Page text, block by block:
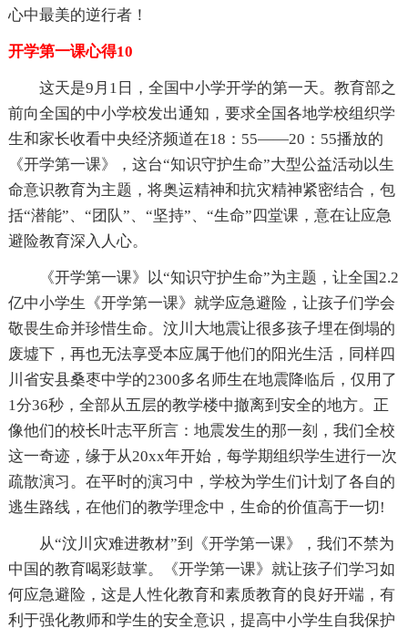
心中最美的逆行者！
开学第一课心得10
这天是9月1日，全国中小学开学的第一天。教育部之
前向全国的中小学校发出通知，要求全国各地学校组织学
生和家长收看中央经济频道在18：55——20：55播放的
《开学第一课》，这台“知识守护生命”大型公益活动以生
命意识教育为主题，将奥运精神和抗灾精神紧密结合，包
括“潜能”、“团队”、“坚持”、“生命”四堂课，意在让应急
避险教育深入人心。
《开学第一课》以“知识守护生命”为主题，让全国2.2
亿中小学生《开学第一课》就学应急避险，让孩子们学会
敬畏生命并珍惜生命。汶川大地震让很多孩子埋在倒塌的
废墟下，再也无法享受本应属于他们的阳光生活，同样四
川省安县桑枣中学的2300多名师生在地震降临后，仅用了
1分36秒，全部从五层的教学楼中撤离到安全的地方。正
像他们的校长叶志平所言：地震发生的那一刻，我们全校
这一奇迹，缘于从20xx年开始，每学期组织学生进行一次
疏散演习。在平时的演习中，学校为学生们计划了各自的
逃生路线，在他们的教学理念中，生命的价值高于一切!
从“汶川灾难进教材”到《开学第一课》，我们不禁为
中国的教育喝彩鼓掌。《开学第一课》就让孩子们学习如
何应急避险，这是人性化教育和素质教育的良好开端，有
利于强化教师和学生的安全意识，提高中小学生自我保护